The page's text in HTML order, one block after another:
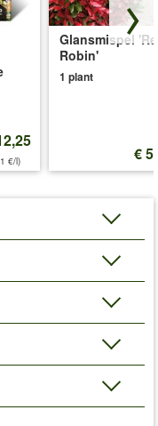
€/l)
Glansmispel
Robin'
1 plant
€